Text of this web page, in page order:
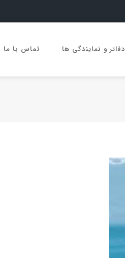
دفاتر و نمایندگی ها تماس با ما